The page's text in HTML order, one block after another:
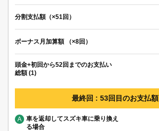
分割支払額（×51回）
ボーナス月加算額 （×8回）
頭金+初回から52回までのお支払い
総額 (1)
最終回 : 53回目のお支払額
A
車を返却してスズキ車に乗り換え
る場合